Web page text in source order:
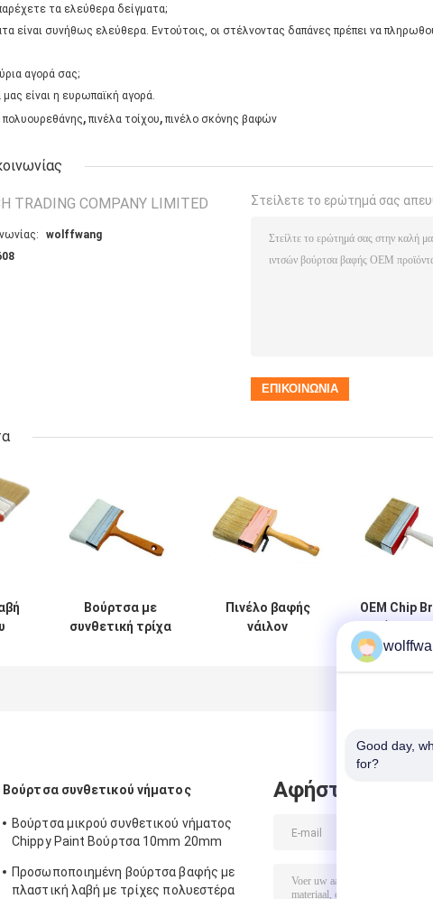
τα ελεύθερα δείγματα;
είναι συνήθως ελεύθερα. Εντούτοις, οι στέλνοντας δαπάνες πρέπει να
αγορά σας;
είναι η ευρωπαϊκή αγορά.
πολυουρεθάνης, πινέλα τοίχου, πινέλο σκόνης βαφών
TRADING COMPANY LIMITED
wolffwang
Στείλετε το ερώτημά σας
Βούρτσα με
συνθετική τρίχα
Πινέλο βαφής
νάιλον
OEM Chip
με κοντές
Βούρτσα συνθετικού νήματος
Βούρτσα μικρού συνθετικού νήματος
Chippy Paint Βούρτσα 10mm 20mm
Προσωποποιημένη βούρτσα βαφής με
πλαστική λαβή με τρίχες πολυεστέρα
Αφήστε μήνυμα
Good day,
for?